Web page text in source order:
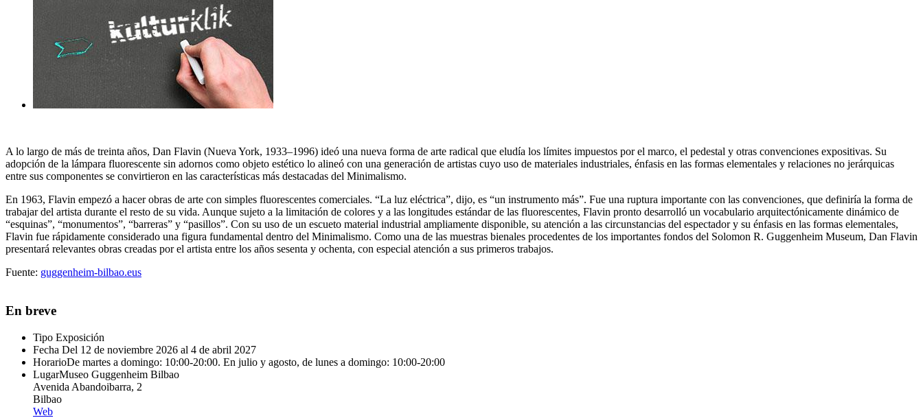
A lo largo de más de treinta años, Dan Flavin (Nueva York, 1933–1996) ideó una nueva forma de arte radical que eludía los límites impuestos por el marco, el pedestal y otras convenciones expositivas. Su
adopción de la lámpara fluorescente sin adornos como objeto estético lo alineó con una generación de artistas cuyo uso de materiales industriales, énfasis en las formas elementales y relaciones no jerárquicas
entre sus componentes se convirtieron en las características más destacadas del Minimalismo.
En 1963, Flavin empezó a hacer obras de arte con simples fluorescentes comerciales. “La luz eléctrica”, dijo, es “un instrumento más”. Fue una ruptura importante con las convenciones, que definiría la forma de
trabajar del artista durante el resto de su vida. Aunque sujeto a la limitación de colores y a las longitudes estándar de las fluorescentes, Flavin pronto desarrolló un vocabulario arquitectónicamente dinámico de
“esquinas”, “monumentos”, “barreras” y “pasillos”. Con su uso de un escueto material industrial ampliamente disponible, su atención a las circunstancias del espectador y su énfasis en las formas elementales,
Flavin fue rápidamente considerado una figura fundamental dentro del Minimalismo. Como una de las muestras bienales procedentes de los importantes fondos del Solomon R. Guggenheim Museum, Dan Flavin
presentará relevantes obras creadas por el artista entre los años sesenta y ochenta, con especial atención a sus primeros trabajos.
Fuente: guggenheim-bilbao.eus
En breve
Tipo Exposición
Fecha Del 12 de noviembre 2026 al 4 de abril 2027
HorarioDe martes a domingo: 10:00-20:00. En julio y agosto, de lunes a domingo: 10:00-20:00
LugarMuseo Guggenheim Bilbao
Avenida Abandoibarra, 2
Bilbao
Web